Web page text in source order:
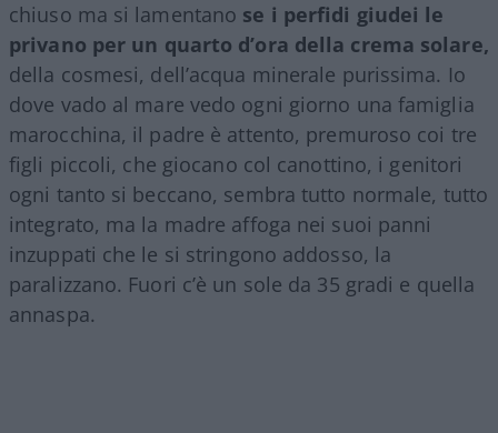
chiuso ma si lamentano se i perfidi giudei le
privano per un quarto d’ora della crema solare,
della cosmesi, dell’acqua minerale purissima. Io
dove vado al mare vedo ogni giorno una famiglia
marocchina, il padre è attento, premuroso coi tre
figli piccoli, che giocano col canottino, i genitori
ogni tanto si beccano, sembra tutto normale, tutto
integrato, ma la madre affoga nei suoi panni
inzuppati che le si stringono addosso, la
paralizzano. Fuori c’è un sole da 35 gradi e quella
annaspa.